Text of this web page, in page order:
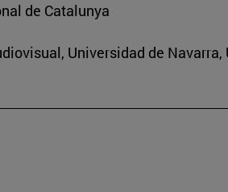
de Catalunya
Universidad de Navarra,